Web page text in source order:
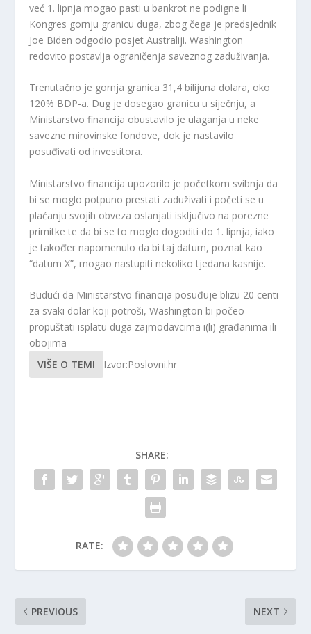
već 1. lipnja mogao pasti u bankrot ne podigne li
Kongres gornju granicu duga, zbog čega je predsjednik
Joe Biden odgodio posjet Australiji. Washington
redovito postavlja ograničenja saveznog zaduživanja.
Trenutačno je gornja granica 31,4 bilijuna dolara, oko
120% BDP-a. Dug je dosegao granicu u siječnju, a
Ministarstvo financija obustavilo je ulaganja u neke
savezne mirovinske fondove, dok je nastavilo
posuđivati ​​od investitora.
Ministarstvo financija upozorilo je početkom svibnja da
bi se moglo potpuno prestati zaduživati ​​i početi se u
plaćanju svojih obveza oslanjati isključivo na porezne
primitke te da bi se to moglo dogoditi do 1. lipnja, iako
je također napomenulo da bi taj datum, poznat kao
“datum X”, mogao nastupiti nekoliko tjedana kasnije.
Budući da Ministarstvo financija posuđuje blizu 20 centi
za svaki dolar koji potroši, Washington bi počeo
propuštati isplatu duga zajmodavcima i(li) građanima ili
obojima
VIŠE O TEMI
Izvor:Poslovni.hr
SHARE:
RATE:
PREVIOUS NEXT